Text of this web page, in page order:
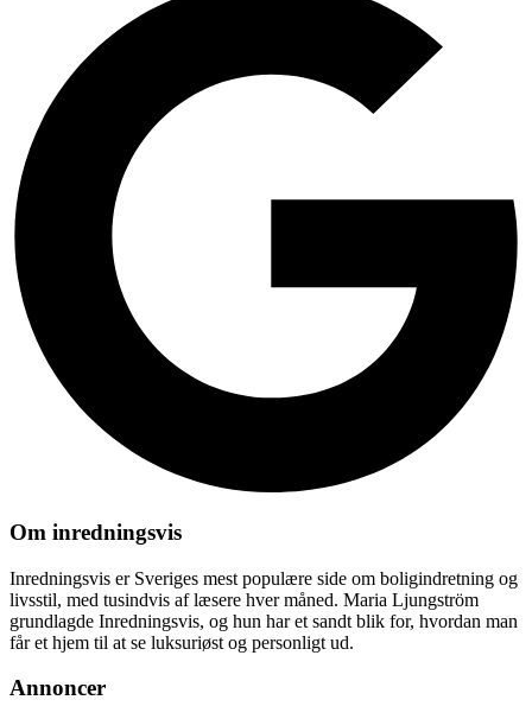
Om inredningsvis
Inredningsvis er Sveriges mest populære side om boligindretning og
livsstil, med tusindvis af læsere hver måned. Maria Ljungström
grundlagde Inredningsvis, og hun har et sandt blik for, hvordan man
får et hjem til at se luksuriøst og personligt ud.
Annoncer